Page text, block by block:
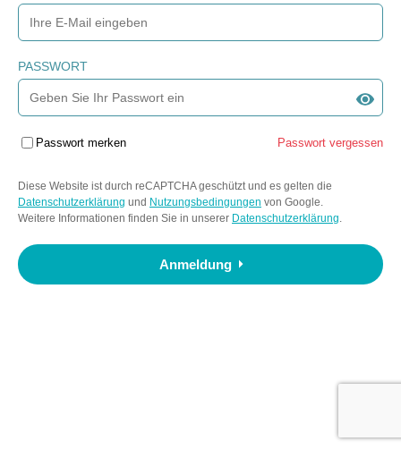
PASSWORT
Passwort merken Passwort vergessen
Diese Website ist durch reCAPTCHA geschützt und es gelten die
Datenschutzerklärung und Nutzungsbedingungen von Google.
Weitere Informationen finden Sie in unserer Datenschutzerklärung.
Anmeldung